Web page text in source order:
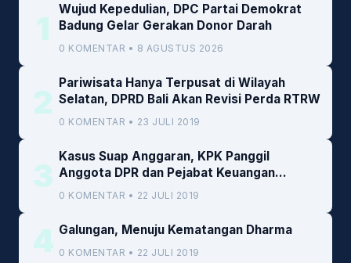
1
Wujud Kepedulian, DPC Partai Demokrat
Badung Gelar Gerakan Donor Darah
0 KOMENTAR • 8 AGUSTUS 2026
2
Pariwisata Hanya Terpusat di Wilayah
Selatan, DPRD Bali Akan Revisi Perda RTRW
0 KOMENTAR • 23 JULI 2019
3
Kasus Suap Anggaran, KPK Panggil
Anggota DPR dan Pejabat Keuangan
Kemenkeu
0 KOMENTAR • 22 JULI 2019
4 Galungan, Menuju Kematangan Dharma
0 KOMENTAR • 22 JULI 2019